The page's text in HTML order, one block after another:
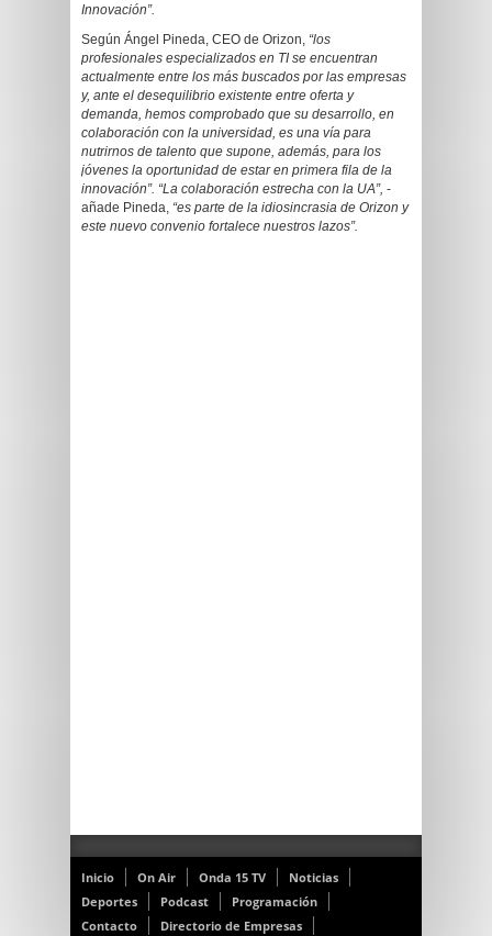
Innovación”.
Según Ángel Pineda, CEO de Orizon, “los
profesionales especializados en TI se encuentran
actualmente entre los más buscados por las empresas
y, ante el desequilibrio existente entre oferta y
demanda, hemos comprobado que su desarrollo, en
colaboración con la universidad, es una vía para
nutrirnos de talento que supone, además, para los
jóvenes la oportunidad de estar en primera fila de la
innovación”. “La colaboración estrecha con la UA”, -
añade Pineda, “es parte de la idiosincrasia de Orizon y
este nuevo convenio fortalece nuestros lazos”.
Inicio On Air Onda 15 TV
Noticias
Deportes
Podcast
Programación
Contacto
Directorio de Empresas